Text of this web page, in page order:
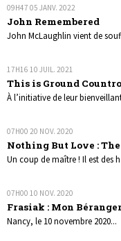
09H47 05 JANV. 2022
John Remembered
John McLaughlin vient de
17H16 10 JUIL. 2021
This is Ground
À l’initiative de leur
07H00 20 NOV. 2020
Nothing But Love :
Un coup de maître ! Il est des
07H00 10 NOV. 2020
Frasiak : Mon
Nancy, le 10 novembre 2020...